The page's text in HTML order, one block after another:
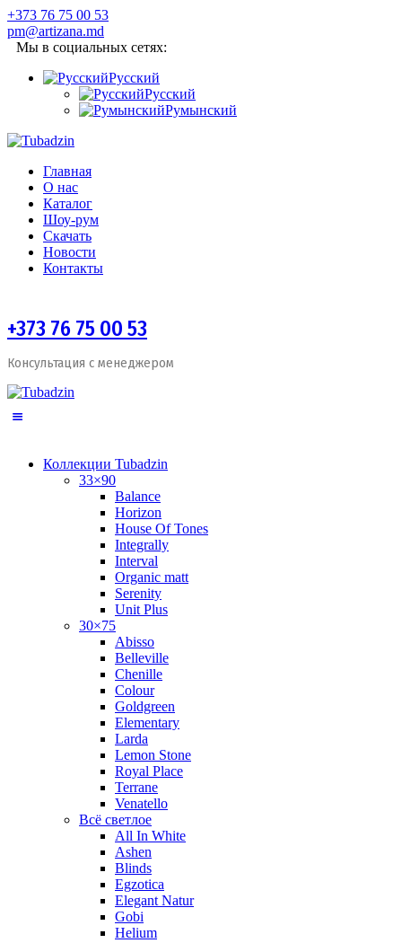
+373 76 75 00 53
pm@artizana.md
Мы в социальных сетях:
Русский
Русский
Румынский
Главная
О нас
Каталог
Шоу-рум
Скачать
Новости
Контакты
+373 76 75 00 53
Консультация с менеджером
Коллекции Tubadzin
33×90
Balance
Horizon
House Of Tones
Integrally
Interval
Organic matt
Serenity
Unit Plus
30×75
Abisso
Belleville
Chenille
Colour
Goldgreen
Elementary
Larda
Lemon Stone
Royal Place
Terrane
Venatello
Всё светлое
All In White
Ashen
Blinds
Egzotica
Elegant Natur
Gobi
Helium